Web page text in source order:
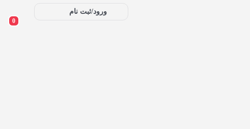
ورود/ثبت نام
0